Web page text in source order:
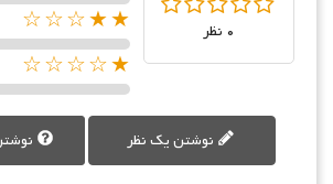
0 نظر ★★☆☆☆
★☆☆☆☆
نوشتن یک نظر